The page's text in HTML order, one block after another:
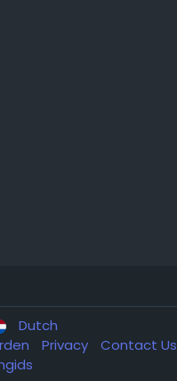
Dutch
Privacy Contact Us